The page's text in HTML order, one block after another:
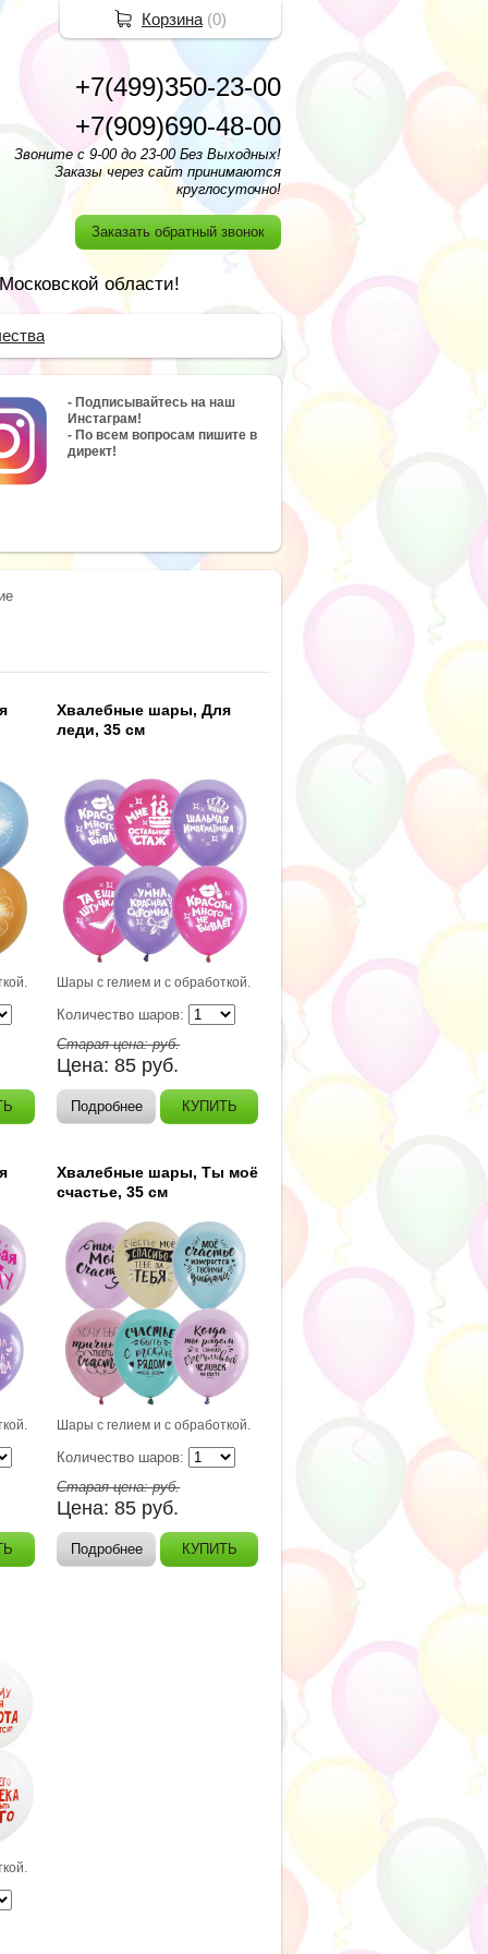
+7(499)350-23-00
+7(909)690-48-00
Звоните с 9-00 до 23-00 Без Выходных!
Заказы через сайт принимаются
круглосуточно!
Заказать обратный звонок
области!
- Подписывайтесь на наш
Инстаграм!
- По всем вопросам пишите в
директ!
Хвалебные шары, Для
леди, 35 см
Шары с гелием и с обработкой.
Количество шаров:
Старая цена:руб.
Цена:85 руб.
Подробнее КУПИТЬ
Хвалебные шары, Ты моё
счастье, 35 см
Шары с гелием и с обработкой.
Количество шаров:
Старая цена:руб.
Цена:85 руб.
Подробнее КУПИТЬ
Корзина (0)